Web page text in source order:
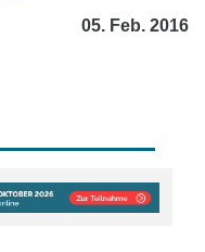
05. Feb. 2016